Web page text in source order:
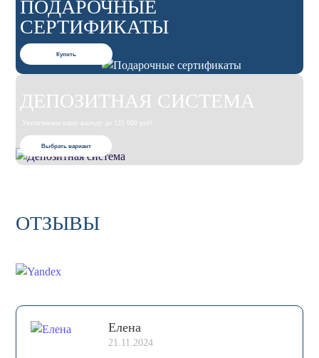
ПОДАРОЧНЫЕ
СЕРТИФИКАТЫ
Купить
ДЕПОЗИТНАЯ СИСТЕМА
Увеличиваем вашу выгоду до 125 000 руб!
Выбрать вариант
ОТЗЫВЫ
Елена
21.11.2024